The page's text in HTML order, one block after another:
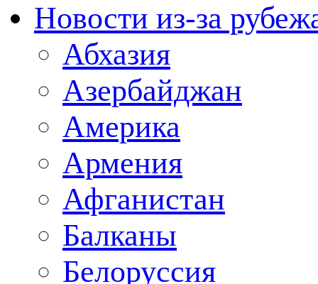
Новости из-за
Абхазия
Азербайджан
Америка
Армения
Афганистан
Балканы
Белоруссия